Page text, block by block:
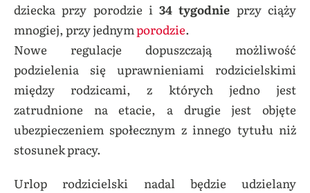
dziecka przy porodzie i34 tygodnie przy ciąży
mnogiej, przy jednymporodzie.
Nowe regulacje dopuszczają możliwość
podzielenia się uprawnieniami rodzicielskimi
między rodzicami, z których jedno jest
zatrudnione na etacie, a drugie jest objęte
ubezpieczeniem społecznym z innego tytułu niż
stosunek pracy.
Urlop rodzicielski nadal będzie udzielany